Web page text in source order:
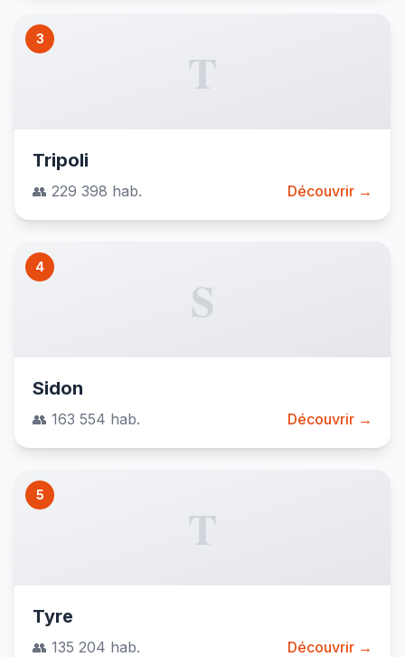
3
T
Tripoli
👥 229 398 hab. Découvrir →
4
S
Sidon
👥 163 554 hab. Découvrir →
5
T
Tyre
👥 135 204 hab. Découvrir →